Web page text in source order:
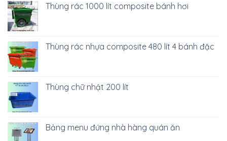
Thùng rác 1000 lít composite bánh hơi
Thùng rác nhựa composite 480 lít 4 bánh đặc
Thùng chữ nhật 200 lít
Bảng menu đứng nhà hàng quán ăn